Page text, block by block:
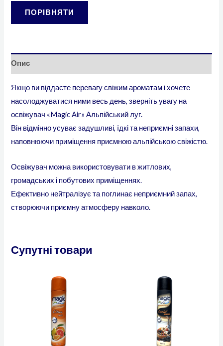
ПОРІВНЯТИ
Опис
Якщо ви віддаєте перевагу свіжим ароматам і хочете
насолоджуватися ними весь день, зверніть увагу на
освіжувач «Magic Air» Альпійський луг.
Він відмінно усуває задушливі, їдкі та неприємні запахи,
наповнюючи приміщення приємною альпійською свіжістю.
Освіжувач можна використовувати в житлових,
громадських і побутових приміщеннях.
Ефективно нейтралізує та поглинає неприємний запах,
створюючи приємну атмосферу навколо.
Супутні товари